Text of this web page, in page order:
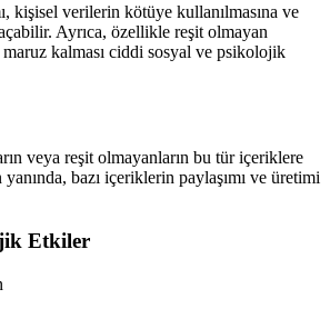
kişisel verilerin kötüye kullanılmasına ve
Ayrıca, özellikle reşit olmayan
kalması ciddi sosyal ve psikolojik
veya reşit olmayanların bu tür içeriklere
bazı içeriklerin paylaşımı ve üretimi
Etkiler